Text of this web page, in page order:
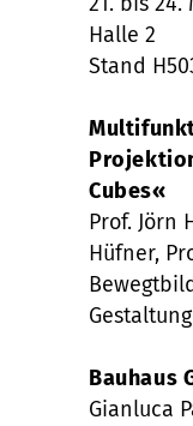
Halle 2
Stand
Cubes«
Prof. Jörn
Hüfner,
Gestaltung
Bauhaus
Gianluca